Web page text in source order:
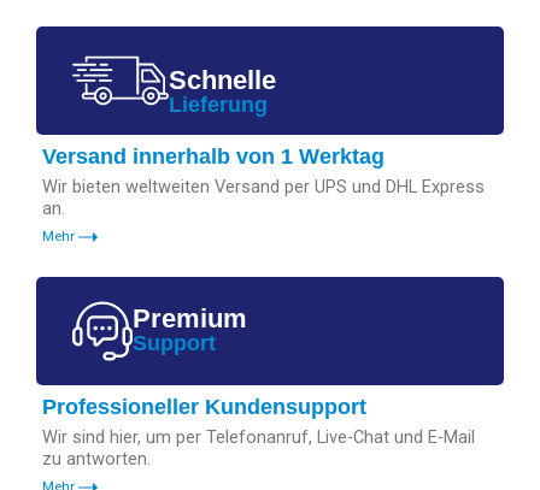
Schnelle
Lieferung
Versand innerhalb von 1 Werktag
Wir bieten weltweiten Versand per UPS und DHL Express
an.
Mehr
Premium
Support
Professioneller Kundensupport
Wir sind hier, um per Telefonanruf, Live-Chat und E-Mail
zu antworten.
Mehr